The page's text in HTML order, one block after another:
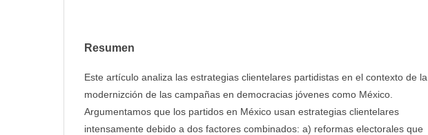
Resumen
Este artículo analiza las estrategias clientelares partidistas en el contexto de la
modernizción de las campañas en democracias jóvenes como México.
Argumentamos que los partidos en México usan estrategias clientelares
intensamente debido a dos factores combinados: a) reformas electorales que